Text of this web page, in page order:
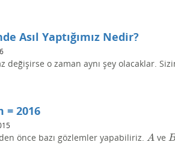
Asıl Yaptığımız Nedir?
değişirse o zaman aynı şey olacaklar.
= 2016
önce bazı gözlemler yapabiliriz. A
A ve B